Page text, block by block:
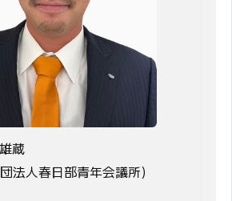
蔵
法人春日部青年会議所)